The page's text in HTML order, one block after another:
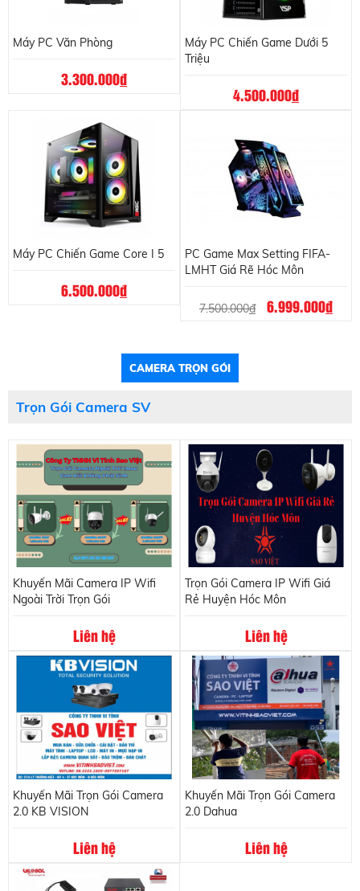
Máy PC Văn Phòng
3.300.000đ
Máy PC Chiến Game Dưới 5
Triệu
4.500.000đ
Máy PC Chiến Game Core I 5
6.500.000đ
PC Game Max Setting FIFA-
LMHT Giá Rẽ Hóc Môn
7.500.000đ 6.999.000đ
CAMERA TRỌN GÓI
Trọn Gói Camera SV
Khuyến Mãi Camera IP Wifi
Ngoài Trời Trọn Gói
Liên hệ
Trọn Gói Camera IP Wifi Giá
Rẻ Huyện Hóc Môn
Liên hệ
Khuyến Mãi Trọn Gói Camera
2.0 KB VISION
Liên hệ
Khuyến Mãi Trọn Gói Camera
2.0 Dahua
Liên hệ